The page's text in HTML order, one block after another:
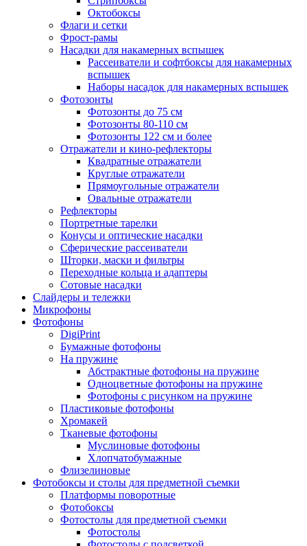
Октобоксы
Флаги и сетки
Фрост-рамы
Насадки для накамерных вспышек
Рассеиватели и софтбоксы для накамерных
вспышек
Наборы насадок для накамерных вспышек
Фотозонты
Фотозонты до 75 см
Фотозонты 80-110 см
Фотозонты 122 см и более
Отражатели и кино-рефлекторы
Квадратные отражатели
Круглые отражатели
Прямоугольные отражатели
Овальные отражатели
Рефлекторы
Портретные тарелки
Конусы и оптические насадки
Сферические рассеиватели
Шторки, маски и фильтры
Переходные кольца и адаптеры
Сотовые насадки
Слайдеры и тележки
Микрофоны
Фотофоны
DigiPrint
Бумажные фотофоны
На пружине
Абстрактные фотофоны на пружине
Одноцветные фотофоны на пружине
Фотофоны с рисунком на пружине
Пластиковые фотофоны
Хромакей
Тканевые фотофоны
Муслиновые фотофоны
Хлопчатобумажные
Флизелиновые
Фотобоксы и столы для предметной съемки
Платформы поворотные
Фотобоксы
Фотостолы для предметной съемки
Фотостолы